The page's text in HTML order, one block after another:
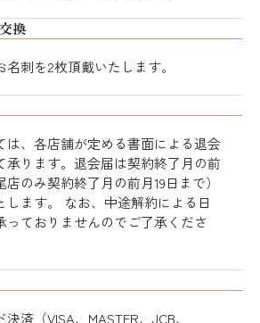
換
刺を2枚頂戴いたします。
は、各店舗が定める書面による退会
承ります。退会届は契約終了月の前
のみ契約終了月の前月19日まで）
します。 なお、中途解約による日
っておりませんのでご了承くださ
済（VISA、MASTER、JCB、